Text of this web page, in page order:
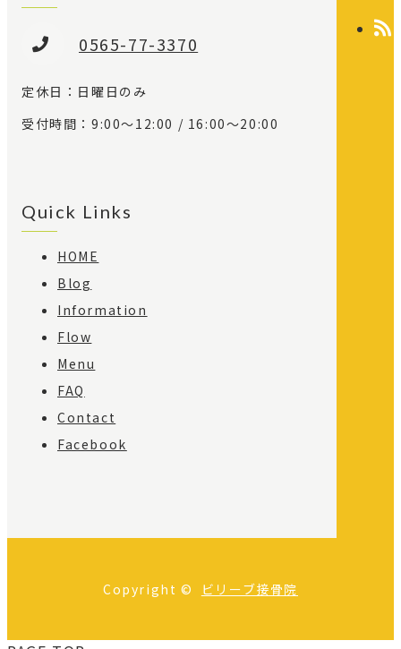
0565-77-3370
定休日：日曜日のみ
受付時間：9:00～12:00 / 16:00～20:00
Quick Links
HOME
Blog
Information
Flow
Menu
FAQ
Contact
Facebook
Copyright © ビリーブ接骨院